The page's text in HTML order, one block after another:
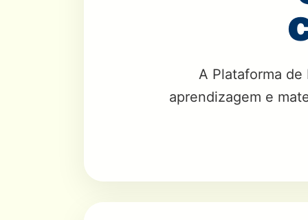
A Plataforma de
aprendizagem e